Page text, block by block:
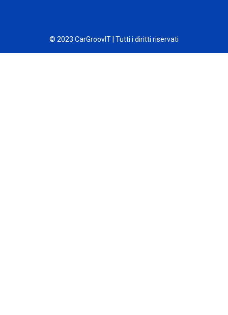
© 2023 CarGroovIT | Tutti i diritti riservati